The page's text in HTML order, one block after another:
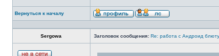
Вернуться к началу
Sergowa Заголовок сообщения: Re: работа с Андроид